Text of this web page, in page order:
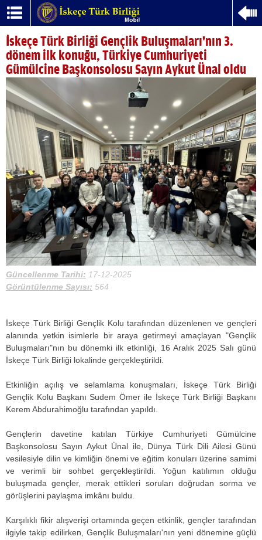
İskeçe Türk Birliği Gençlik Buluşmaları'nın 3.
dönem ilk konuğu, Türkiye Cumhuriyeti
Gümülcine Başkonsolosu Sayın Aykut Ünal oldu
Güncellenme Tarihi: 17-12-2025
Görüntülenme Sayısı: 564
İskeçe Türk Birliği Gençlik Kolu tarafından düzenlenen ve gençleri
alanında yetkin isimlerle bir araya getirmeyi amaçlayan "Gençlik
Buluşmaları"nın bu dönemki ilk etkinliği, 16 Aralık 2025 Salı günü
İskeçe Türk Birliği lokalinde gerçekleştirildi.
Etkinliğin açılış ve selamlama konuşmaları, İskeçe Türk Birliği
Gençlik Kolu Başkanı Sudem Ömer ile İskeçe Türk Birliği Başkanı
Kerem Abdurahimoğlu tarafından yapıldı.
Gençlerin davetine katılan Türkiye Cumhuriyeti Gümülcine
Başkonsolosu Sayın Aykut Ünal ile, Dünya Türk Dili Ailesi Günü
vesilesiyle dilin ve kimliğin önemi ve eğitim konuları üzerine samimi
ve verimli bir sohbet gerçekleştirildi. Yoğun katılımın olduğu
buluşmada gençler, merak ettikleri soruları doğrudan sorma ve
görüşlerini paylaşma imkânı buldu.
Karşılıklı fikir alışverişi ortamında geçen etkinlik, gençler tarafından
ilgiyle takip edilirken, Gençlik Buluşmaları'nın yeni dönemine güçlü